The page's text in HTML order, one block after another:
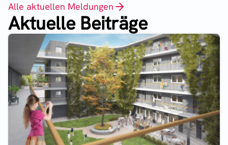
Alle aktuellen Meldungen
Aktuelle Beiträge